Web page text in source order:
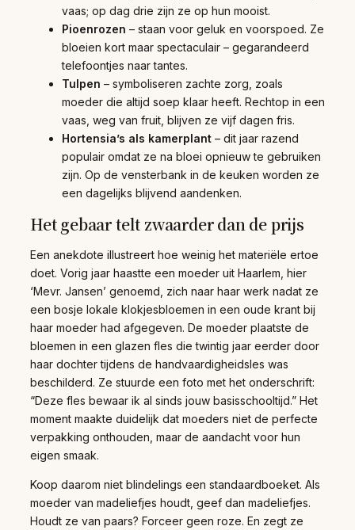
vaas; op dag drie zijn ze op hun mooist.
Pioenrozen – staan voor geluk en voorspoed. Ze
bloeien kort maar spectaculair – gegarandeerd
telefoontjes naar tantes.
Tulpen – symboliseren zachte zorg, zoals
moeder die altijd soep klaar heeft. Rechtop in een
vaas, weg van fruit, blijven ze vijf dagen fris.
Hortensia’s als kamerplant – dit jaar razend
populair omdat ze na bloei opnieuw te gebruiken
zijn. Op de vensterbank in de keuken worden ze
een dagelijks blijvend aandenken.
Het gebaar telt zwaarder dan de prijs
Een anekdote illustreert hoe weinig het materiële ertoe
doet. Vorig jaar haastte een moeder uit Haarlem, hier
‘Mevr. Jansen’ genoemd, zich naar haar werk nadat ze
een bosje lokale klokjesbloemen in een oude krant bij
haar moeder had afgegeven. De moeder plaatste de
bloemen in een glazen fles die twintig jaar eerder door
haar dochter tijdens de handvaardigheidsles was
beschilderd. Ze stuurde een foto met het onderschrift:
“Deze fles bewaar ik al sinds jouw basisschooltijd.” Het
moment maakte duidelijk dat moeders niet de perfecte
verpakking onthouden, maar de aandacht voor hun
eigen smaak.
Koop daarom niet blindelings een standaardboeket. Als
moeder van madeliefjes houdt, geef dan madeliefjes.
Houdt ze van paars? Forceer geen roze. En zegt ze